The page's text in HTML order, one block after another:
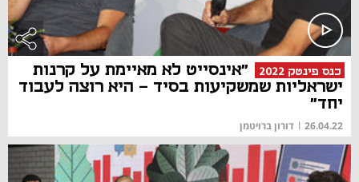
כנס פינטק 2022
"אינסייט לא מאיימת על קרנות
ישראליות שמשקיעות בסיד - היא רוצה לעבוד
יחד"
26.04.22
| דורון ברויטמן